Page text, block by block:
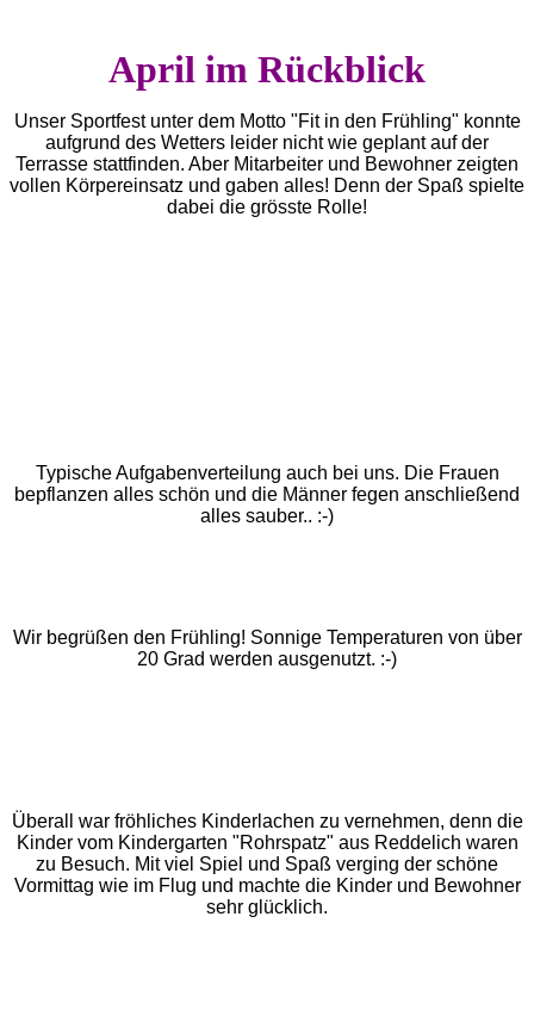
April im Rückblick
Unser Sportfest unter dem Motto "Fit in den Frühling" konnte
aufgrund des Wetters leider nicht wie geplant auf der
Terrasse stattfinden. Aber Mitarbeiter und Bewohner zeigten
vollen Körpereinsatz und gaben alles! Denn der Spaß spielte
dabei die grösste Rolle!
Typische Aufgabenverteilung auch bei uns. Die Frauen
bepflanzen alles schön und die Männer fegen anschließend
alles sauber.. :-)
Wir begrüßen den Frühling! Sonnige Temperaturen von über
20 Grad werden ausgenutzt. :-)
Überall war fröhliches Kinderlachen zu vernehmen, denn die
Kinder vom Kindergarten "Rohrspatz" aus Reddelich waren
zu Besuch. Mit viel Spiel und Spaß verging der schöne
Vormittag wie im Flug und machte die Kinder und Bewohner
sehr glücklich.